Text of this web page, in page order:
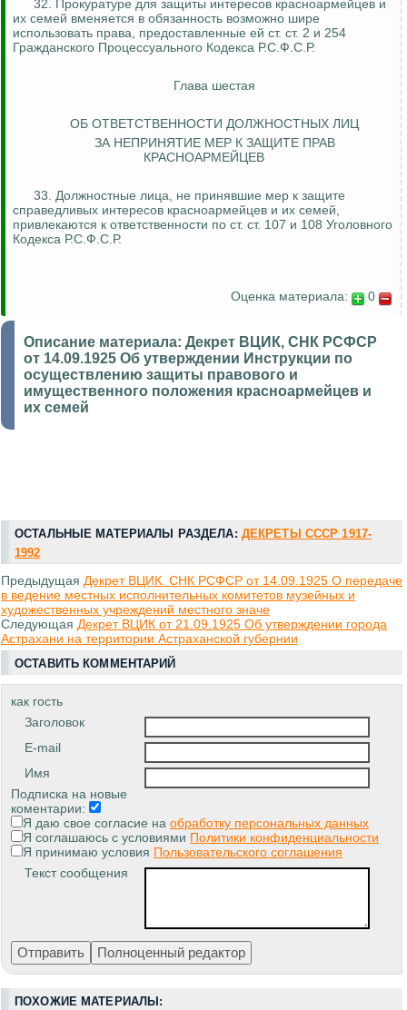
32. Прокуратуре для защиты интересов красноармейцев и
их семей вменяется в обязанность возможно шире
использовать права, предоставленные ей ст. ст. 2 и 254
Гражданского Процессуального Кодекса Р.С.Ф.С.Р.
Глава шестая
ОБ ОТВЕТСТВЕННОСТИ ДОЛЖНОСТНЫХ ЛИЦ
ЗА НЕПРИНЯТИЕ МЕР К ЗАЩИТЕ ПРАВ
КРАСНОАРМЕЙЦЕВ
33. Должностные лица, не принявшие мер к защите
справедливых интересов красноармейцев и их семей,
привлекаются к ответственности по ст. ст. 107 и 108 Уголовного
Кодекса Р.С.Ф.С.Р.
Оценка материала: 0
Описание материала: Декрет ВЦИК, СНК РСФСР
от 14.09.1925 Об утверждении Инструкции по
осуществлению защиты правового и
имущественного положения красноармейцев и
их семей
ОСТАЛЬНЫЕ МАТЕРИАЛЫ РАЗДЕЛА: ДЕКРЕТЫ СССР 1917-
1992
Предыдущая Декрет ВЦИК. СНК РСФСР от 14.09.1925 О передаче
в ведение местных исполнительных комитетов музейных и
художественных учреждений местного значе
Следующая Декрет ВЦИК от 21.09.1925 Об утверждении города
Астрахани на территории Астраханской губернии
ОСТАВИТЬ КОММЕНТАРИЙ
как гость
Заголовок
E-mail
Имя
Подписка на новые
коментарии:
Я даю свое согласие на обработку персональных данных
Я соглашаюсь с условиями Политики конфиденциальности
Я принимаю условия Пользовательского соглашения
Текст сообщения
ПОХОЖИЕ МАТЕРИАЛЫ: